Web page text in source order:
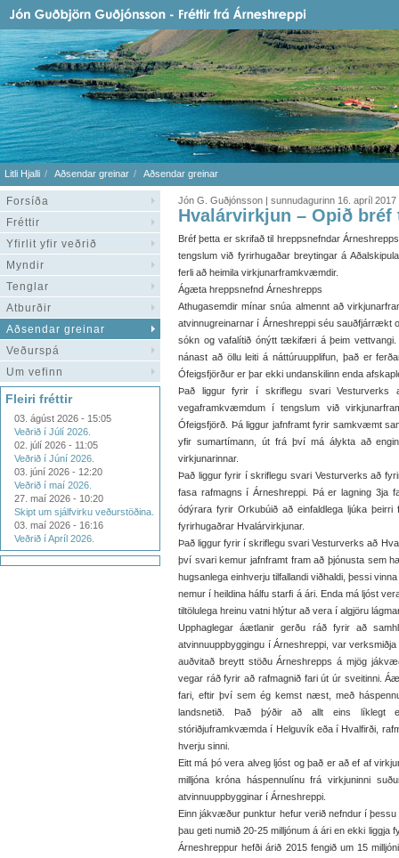
Litli Hjalli Aðsendar greinar Aðsendar greinar
Forsíða
Fréttir
Yfirlit yfir veðrið
Myndir
Tenglar
Atburðir
Aðsendar greinar
Veðurspá
Um vefinn
Fleiri fréttir
03. ágúst 2026 - 15:05
Veðrið í Júlí 2026.
02. júlí 2026 - 11:05
Veðrið í Júní 2026.
03. júní 2026 - 12:20
Veðrið í maí 2026.
27. maí 2026 - 10:20
Skipt um sjálfvirku veðurstöðina.
03. maí 2026 - 16:16
Veðrið í Apríl 2026.
Jón G. Guðjónsson | sunnudagurinn 16. apríl 2017
Hvalárvirkjun – Opið
Bréf þetta er skrifað til hreppsnefndar
tengslum við fyrirhugaðar breytingar á
ferli að heimila virkjunarframkvæmdir.
Ágæta hreppsnefnd Árneshrepps
Athugasemdir mínar snúa almennt að
atvinnugreinarnar í Árneshreppi séu sauðfjárrækt
sókn og vafalítið ónýtt tækifæri á þeim vettvangi.
nánast að öllu leiti á náttúruupplifun, það er
Ófeigsfjörður er þar ekki undanskilinn enda
Það liggur fyrir í skriflegu svari
vegaframkvæmdum í tengslum við
Ófeigsfjörð. Þá liggur jafnframt fyrir samkvæmt
yfir sumartímann, út frá því má álykta að
virkjunarinnar.
Það liggur fyrir í skriflegu svari Vesturverks að
fasa rafmagns í Árneshreppi. Þá er lagning 3ja
ódýrara fyrir Orkubúið að einfaldlega ljúka
fyrirhugaðrar Hvalárvirkjunar.
Það liggur fyrir í skriflegu svari Vesturverks að
því svari kemur jafnframt fram að þjónusta sem
hugsanlega einhverju tilfallandi viðhaldi, þessi
nemur í heildina hálfu starfi á ári. Enda má ljóst
tiltölulega hreinu vatni hlýtur að vera í algjöru
Upphaglegar áætlanir gerðu ráð fyrir að
atvinnuuppbyggingu í Árneshreppi, var
auðvitað breytt stöðu Árneshrepps á mjög
vegar ráð fyrir að rafmagnið fari út úr sveitinni.
fari, eftir því sem ég kemst næst, með
landsnetið. Það þýðir að allt eins líklegt
stóriðjuframkvæmda í Helguvík eða í Hvalfirði,
hverju sinni.
Eitt má þó vera alveg ljóst og það er að ef af
milljóna króna háspennulínu frá virkjuninni
atvinnuuppbygginar í Árneshreppi.
Einn jákvæður punktur hefur verið nefndur í
þau geti numið 20-25 milljónum á ári en ekki
Árneshreppur hefði árið 2015 fengið um 15